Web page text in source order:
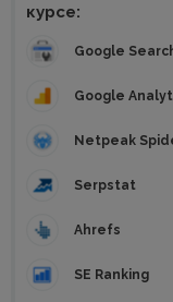
курсе:
Google
Google
Netpeak
Serpstat
Ahrefs
SE Ranking